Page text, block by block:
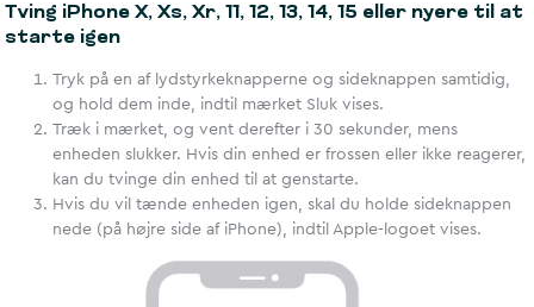
Tving iPhone X, Xs, Xr, 11, 12, 13, 14, 15 eller nyere til at
starte igen
Tryk på en af lydstyrkeknapperne og sideknappen samtidig,
og hold dem inde, indtil mærket Sluk vises.
Træk i mærket, og vent derefter i 30 sekunder, mens
enheden slukker. Hvis din enhed er frossen eller ikke reagerer,
kan du tvinge din enhed til at genstarte.
Hvis du vil tænde enheden igen, skal du holde sideknappen
nede (på højre side af iPhone), indtil Apple-logoet vises.